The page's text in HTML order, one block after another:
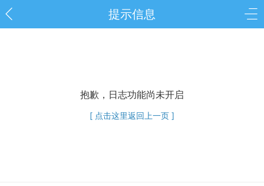
提示信息
抱歉，日志功能尚未开启
[ 点击这里返回上一页 ]